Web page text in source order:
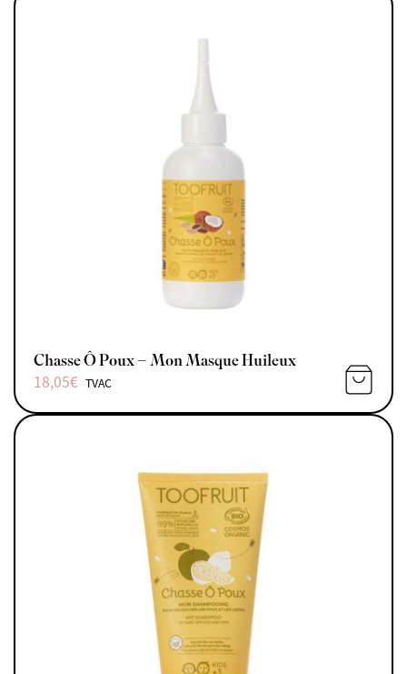
Chasse Ô Poux – Mon Masque Huileux
18,05€ TVAC